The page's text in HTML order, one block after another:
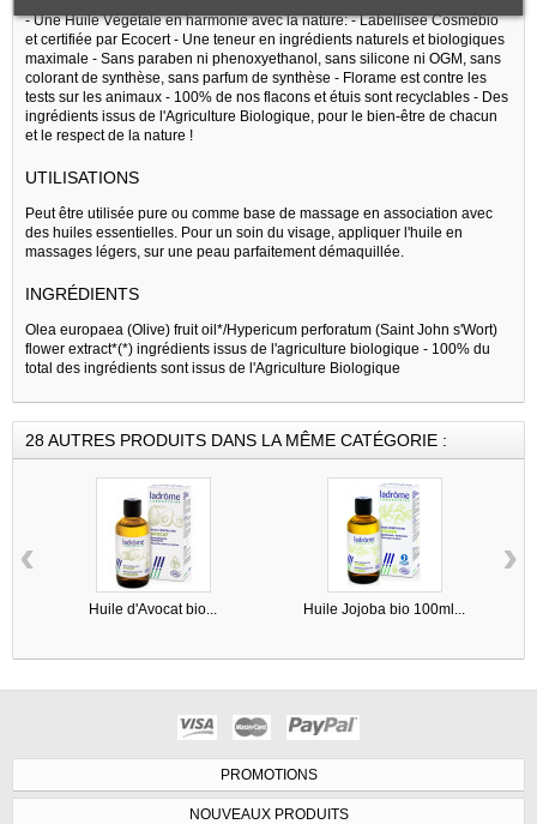
- Une Huile Végétale en harmonie avec la nature: - Labellisée Cosmébio
et certifiée par Ecocert - Une teneur en ingrédients naturels et biologiques
maximale - Sans paraben ni phenoxyethanol, sans silicone ni OGM, sans
colorant de synthèse, sans parfum de synthèse - Florame est contre les
tests sur les animaux - 100% de nos flacons et étuis sont recyclables - Des
ingrédients issus de l'Agriculture Biologique, pour le bien-être de chacun
et le respect de la nature !
UTILISATIONS
Peut être utilisée pure ou comme base de massage en association avec
des huiles essentielles. Pour un soin du visage, appliquer l'huile en
massages légers, sur une peau parfaitement démaquillée.
INGRÉDIENTS
Olea europaea (Olive) fruit oil*/Hypericum perforatum (Saint John s'Wort)
flower extract*(*) ingrédients issus de l'agriculture biologique - 100% du
total des ingrédients sont issus de l'Agriculture Biologique
28 AUTRES PRODUITS DANS LA MÊME CATÉGORIE :
Huile d'Avocat bio... Huile Jojoba bio 100ml...
‹ ›
PROMOTIONS
NOUVEAUX PRODUITS